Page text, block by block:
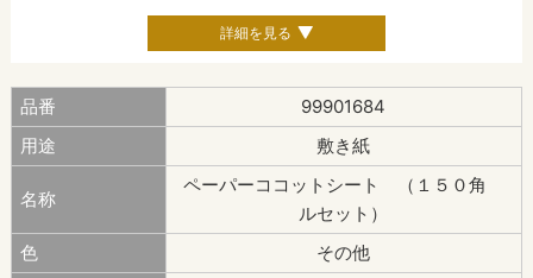
詳細を見る
品番
99901684
用途
敷き紙
名称
ペーパーココットシート （１５０角
ルセット）
色
その他